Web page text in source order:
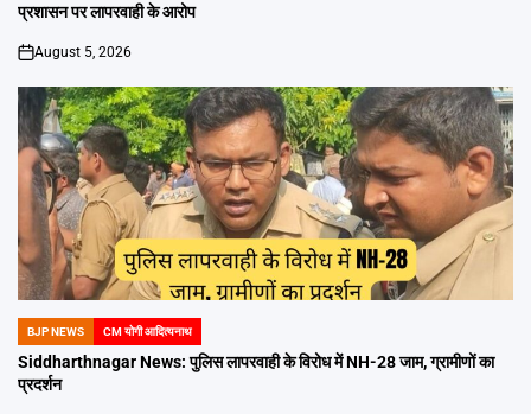
प्रशासन पर लापरवाही के आरोप
on
August 5, 2026
POSTED
IN
BJP NEWS CM योगी आदित्यनाथ
Siddharthnagar News: पुलिस लापरवाही के विरोध में NH-28 जाम, ग्रामीणों का
प्रदर्शन